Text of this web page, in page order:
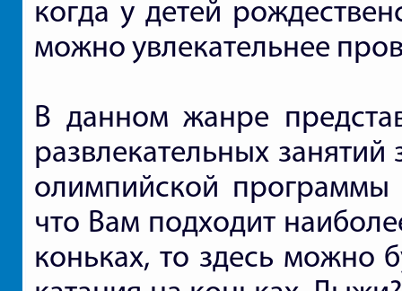
когда у детей
можно увлекательнее
В данном жанре
развлекательных
олимпийской
что Вам подходит
коньках, то здесь можно